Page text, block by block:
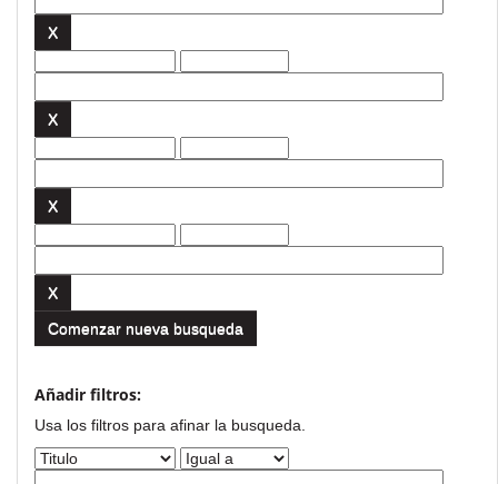
Comenzar nueva busqueda
Añadir filtros:
Usa los filtros para afinar la busqueda.